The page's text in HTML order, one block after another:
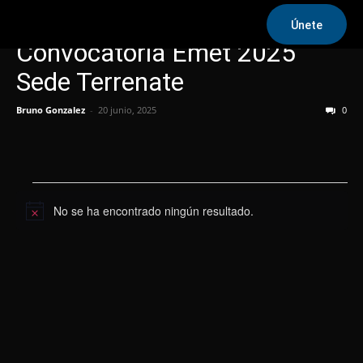
Únete
Convocatoria Emet 2025
Sede Terrenate
Bruno Gonzalez - 20 junio, 2025 0
Eventos
Aviso No se ha encontrado ningún resultado.